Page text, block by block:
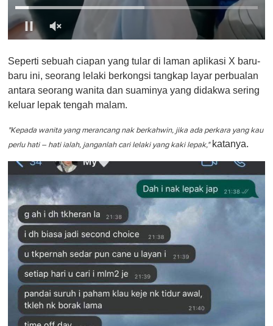
f
1
i
n
e
0
Seperti sebuah ciapan yang tular di laman aplikasi X baru-
baru ini, seorang lelaki berkongsi tangkap layar perbualan
antara seorang wanita dan suaminya yang didakwa sering
keluar lepak tengah malam.
"Kepada wanita yang merancang nak berkahwin, jika ada perkara yang kau
perlu hati – hati ialah, janganlah cari lelaki yang kaki lepak,"katanya.